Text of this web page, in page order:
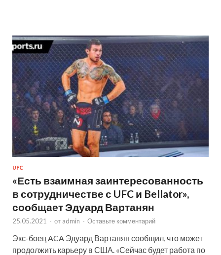
UFC
«Есть взаимная заинтересованность
в сотрудничестве с UFC и Bellator»,
сообщает Эдуард Вартанян
25.05.2021 - от admin - Оставьте комментарий
Экс-боец ACA Эдуард Вартанян сообщил, что может
продолжить карьеру в США. «Сейчас будет работа по